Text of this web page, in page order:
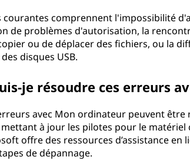
courantes comprennent l'impossibilité
de problèmes d'autorisation, la
ou de déplacer des fichiers, ou la
disques USB.
je résoudre ces erreurs
avec Mon ordinateur peuvent
à jour les pilotes pour le matériel
offre des ressources d’assistance en
de dépannage.